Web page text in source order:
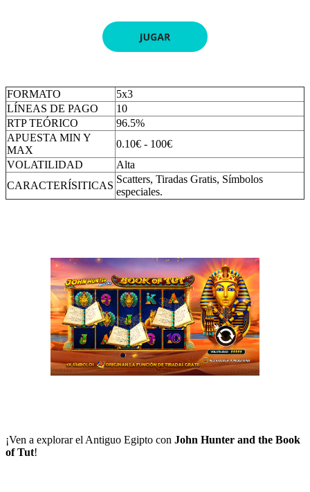
FORMATO
5x3
LÍNEAS DE PAGO
10
RTP TEÓRICO
96.5%
APUESTA MIN Y
MAX
0.10€ - 100€
VOLATILIDAD
Alta
CARACTERÍSITICAS
Scatters, Tiradas Gratis, Símbolos
especiales.
¡Ven a explorar el Antiguo Egipto con John Hunter and the Book
of Tut!